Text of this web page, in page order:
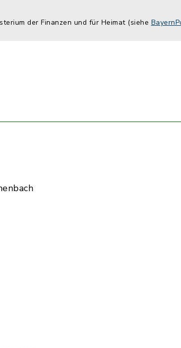
der Finanzen und für Heimat (siehe